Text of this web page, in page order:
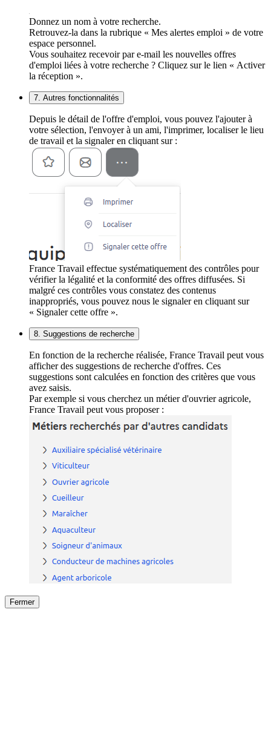
Donnez un nom à votre recherche.
Retrouvez-la dans la rubrique « Mes alertes emploi » de votre
espace personnel.
Vous souhaitez recevoir par e-mail les nouvelles offres
d'emploi liées à votre recherche ? Cliquez sur le lien « Activer
la réception ».
7. Autres fonctionnalités
Depuis le détail de l'offre d'emploi, vous pouvez l'ajouter à
votre sélection, l'envoyer à un ami, l'imprimer, localiser le lieu
de travail et la signaler en cliquant sur :
France Travail effectue systématiquement des contrôles pour
vérifier la légalité et la conformité des offres diffusées. Si
malgré ces contrôles vous constatez des contenus
inappropriés, vous pouvez nous le signaler en cliquant sur
« Signaler cette offre ».
8. Suggestions de recherche
En fonction de la recherche réalisée, France Travail peut vous
afficher des suggestions de recherche d'offres. Ces
suggestions sont calculées en fonction des critères que vous
avez saisis.
Par exemple si vous cherchez un métier d'ouvrier agricole,
France Travail peut vous proposer :
Fermer